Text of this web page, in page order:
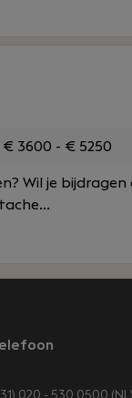
€ 3600 - € 5250
Wil je
020 - 530 0500 (NL)